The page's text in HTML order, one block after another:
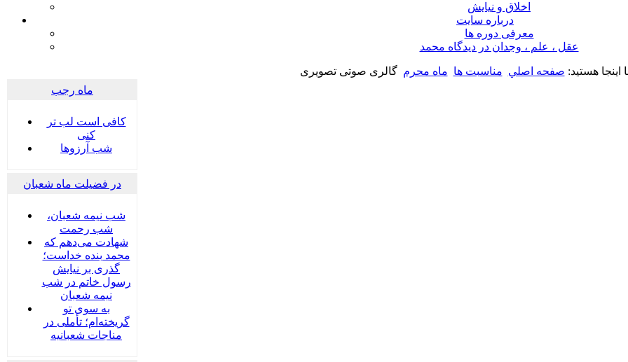
اخلاق و نیایش
درباره سايت
معرفی دوره ها
عقل ، علم ، وجدان در ديدگاه محمد
اینجا هستید: صفحه اصلي مناسبت ها ماه محرم گالری صوتی تصویری
ماه رجب
کافی است لب تر
کنی
شب آرزوها
در فضیلت ماه شعبان
شب نیمه شعبان،
شب رحمت
شهادت می‌دهم که
محمد بنده خداست؛
گذری بر نیایش
رسول خاتم در شب
نیمه شعبان
به سوی تو
گریخته‌ام؛ تأملی در
مناجات شعبانیه